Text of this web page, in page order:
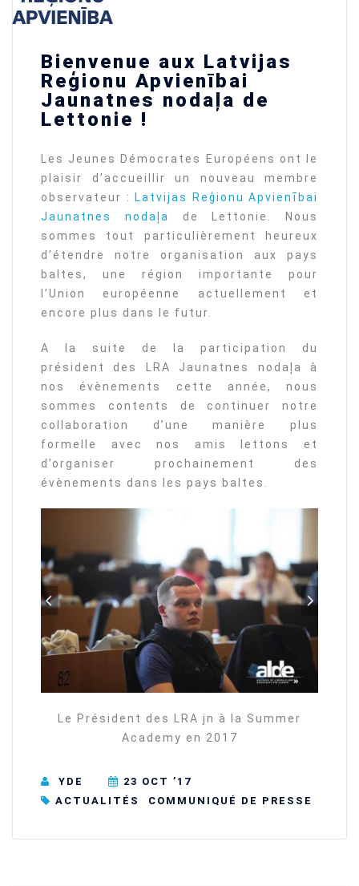
Bienvenue aux Latvijas
Reģionu Apvienībai
Jaunatnes nodaļa de
Lettonie !
Les Jeunes Démocrates Européens ont le
plaisir d’accueillir un nouveau membre
observateur :
Latvijas Reģionu Apvienībai
Jaunatnes nodaļa
de Lettonie. Nous
sommes tout particulièrement heureux
d’étendre notre organisation aux pays
baltes, une région importante pour
l’Union européenne actuellement et
encore plus dans le futur.
A la suite de la participation du
président des LRA Jaunatnes nodaļa à
nos évènements cette année, nous
sommes contents de continuer notre
collaboration d’une manière plus
formelle avec nos amis lettons et
d’organiser prochainement des
évènements dans les pays baltes.
Le Président des LRA jn à la Summer
Academy en 2017
YDE
23 OCT ’17
ACTUALITÉS
COMMUNIQUÉ DE PRESSE